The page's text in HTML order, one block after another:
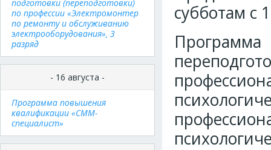
подготовки (переподготовки)
по профессии «Электромонтер
по ремонту и обслуживанию
электрооборудования», 3
разряд
- 16 августа -
Программа повышения
квалификации «СММ-
специалист»
субботам с